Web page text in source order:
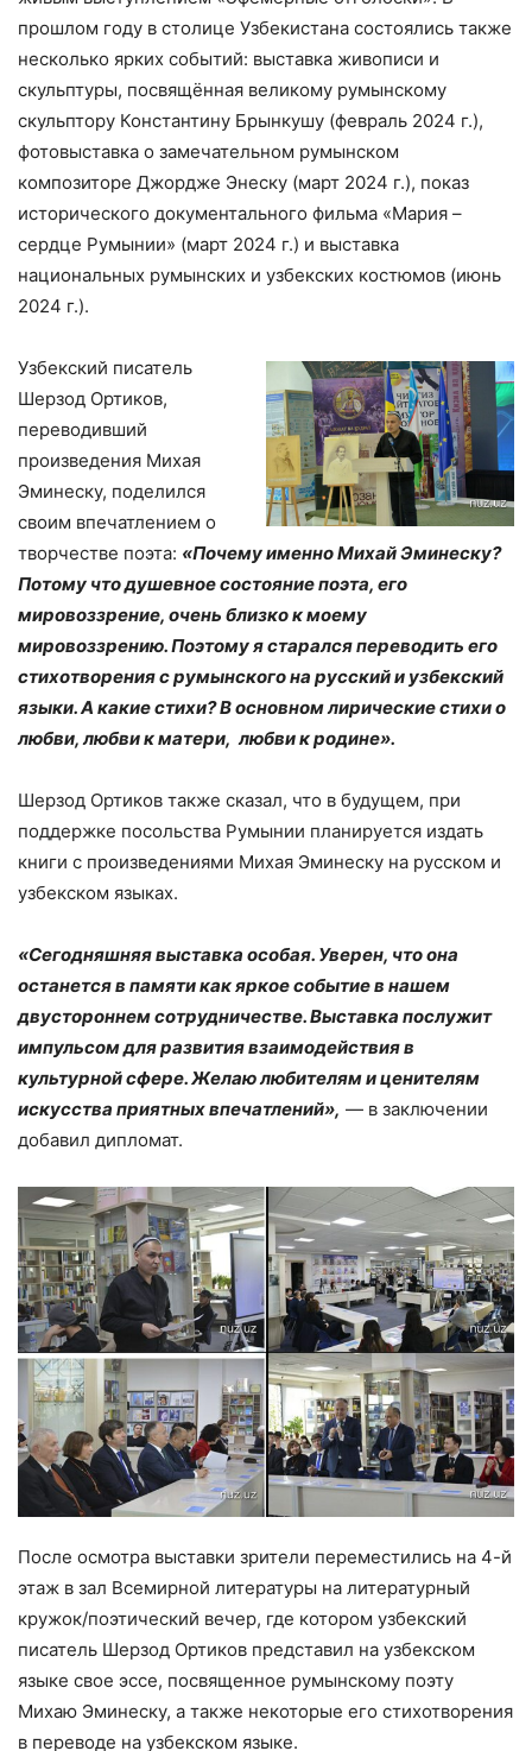
прошлом году в столице Узбекистана состоялись также
несколько ярких событий: выставка живописи и
скульптуры, посвящённая великому румынскому
скульптору Константину Брынкушу (февраль 2024 г.),
фотовыставка о замечательном румынском
композиторе Джордже Энеску (март 2024 г.), показ
исторического документального фильма «Мария –
сердце Румынии» (март 2024 г.) и выставка
национальных румынских и узбекских костюмов (июнь
2024 г.).
Узбекский писатель
Шерзод Ортиков,
переводивший
произведения Михая
Эминеску, поделился
своим впечатлением о
творчестве поэта: «Почему именно Михай Эминеску?
Потому что душевное состояние поэта, его
мировоззрение, очень близко к моему
мировоззрению. Поэтому я старался переводить его
стихотворения с румынского на русский и узбекский
языки. А какие стихи? В основном лирические стихи о
любви, любви к матери, любви к родине».
Шерзод Ортиков также сказал, что в будущем, при
поддержке посольства Румынии планируется издать
книги с произведениями Михая Эминеску на русском и
узбекском языках.
«Сегодняшняя выставка особая. Уверен, что она
останется в памяти как яркое событие в нашем
двустороннем сотрудничестве. Выставка послужит
импульсом для развития взаимодействия в
культурной сфере. Желаю любителям и ценителям
искусства приятных впечатлений», — в заключении
добавил дипломат.
После осмотра выставки зрители переместились на 4-й
этаж в зал Всемирной литературы на литературный
кружок/поэтический вечер, где котором узбекский
писатель Шерзод Ортиков представил на узбекском
языке свое эссе, посвященное румынскому поэту
Михаю Эминеску, а также некоторые его стихотворения
в переводе на узбекском языке.